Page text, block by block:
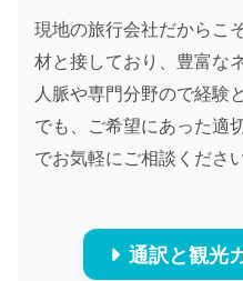
現地の旅行会社だからこ
材と接しており、豊富な
人脈や専門分野ので経験
でも、ご希望にあった適
でお気軽にご相談ください
通訳と観光